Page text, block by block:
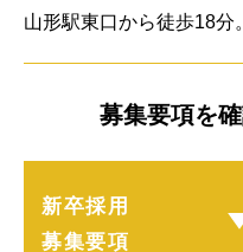
山形駅東口から徒歩18分。
募集要項を
新卒採用
募集要項